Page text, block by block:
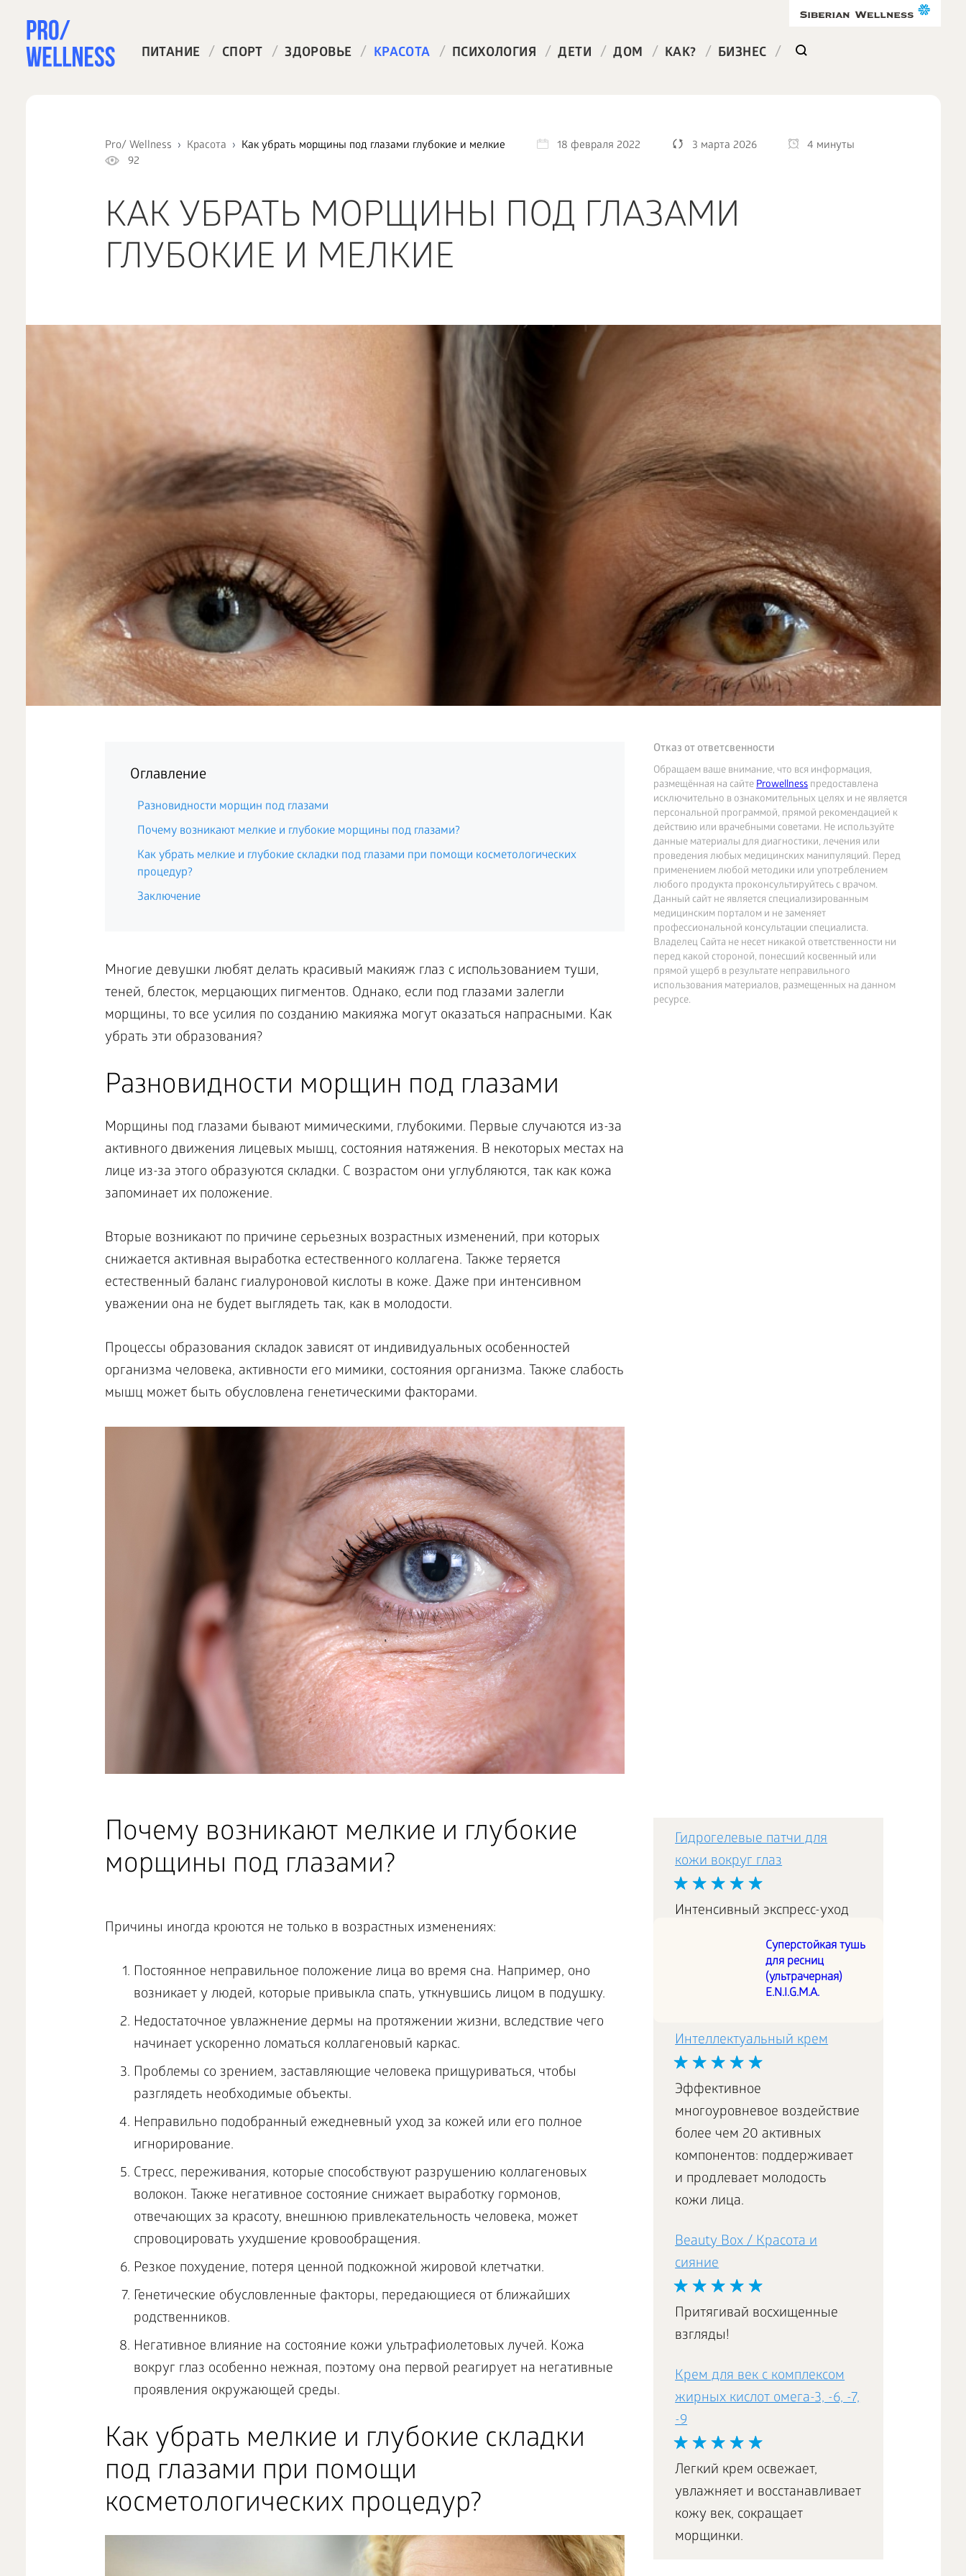
ПИТАНИЕ / СПОРТ / ЗДОРОВЬЕ / КРАСОТА / ПСИХОЛОГИЯ / ДЕТИ / ДОМ / КАК? / БИЗНЕС /
Pro/ Wellness Красота Как убрать морщины под глазами глубокие и мелкие 18 февраля 2022 3 марта 2026
4 минуты
92
КАК УБРАТЬ МОРЩИНЫ ПОД ГЛАЗАМИ
ГЛУБОКИЕ И МЕЛКИЕ
Отказ от ответсвенности
Обращаем ваше внимание, что вся информация,
размещённая на сайтеProwellnessпредоставлена
исключительно в ознакомительных целях и не является
персональной программой, прямой рекомендацией к
действию или врачебными советами. Не используйте
данные материалы для диагностики, лечения или
проведения любых медицинских манипуляций. Перед
применением любой методики или употреблением
любого продукта проконсультируйтесь с врачом.
Данный сайт не является специализированным
медицинским порталом и не заменяет
профессиональной консультации специалиста.
Владелец Сайта не несет никакой ответственности ни
перед какой стороной, понесший косвенный или
прямой ущерб в результате неправильного
использования материалов, размещенных на данном
ресурсе.
Оглавление
Разновидности морщин под глазами
Почему возникают мелкие и глубокие морщины под глазами?
Как убрать мелкие и глубокие складки под глазами при помощи косметологических
процедур?
Заключение
Многие девушки любят делать красивый макияж глаз с использованием туши,
теней, блесток, мерцающих пигментов. Однако, если под глазами залегли
морщины, то все усилия по созданию макияжа могут оказаться напрасными. Как
убрать эти образования?
Разновидности морщин под глазами
Морщины под глазами бывают мимическими, глубокими. Первые случаются из-за
активного движения лицевых мышц, состояния натяжения. В некоторых местах на
лице из-за этого образуются складки. С возрастом они углубляются, так как кожа
запоминает их положение.
Вторые возникают по причине серьезных возрастных изменений, при которых
снижается активная выработка естественного коллагена. Также теряется
естественный баланс гиалуроновой кислоты в коже. Даже при интенсивном
уважении она не будет выглядеть так, как в молодости.
Процессы образования складок зависят от индивидуальных особенностей
организма человека, активности его мимики, состояния организма. Также слабость
мышц может быть обусловлена генетическими факторами.
Гидрогелевые патчи для
кожи вокруг глаз
Интенсивный экспресс-уход
лифтинг, питание,
выравнивание тона кожи и
повышение упругости.
Интеллектуальный крем
Эффективное
многоуровневое воздействие
более чем 20 активных
компонентов: поддерживает
и продлевает молодость
кожи лица.
Beauty Box / Красота и
сияние
Притягивай восхищенные
взгляды!
Крем для век с комплексом
жирных кислот омега-3, -6, -7,
-9
Легкий крем освежает,
увлажняет и восстанавливает
кожу век, сокращает
морщинки.
Почему возникают мелкие и глубокие
морщины под глазами?
Суперстойкая тушь
для ресниц
(ультрачерная)
E.N.I.G.M.A.
Причины иногда кроются не только в возрастных изменениях:
Постоянное неправильное положение лица во время сна. Например, оно
возникает у людей, которые привыкла спать, уткнувшись лицом в подушку.
Недостаточное увлажнение дермы на протяжении жизни, вследствие чего
начинает ускоренно ломаться коллагеновый каркас.
Проблемы со зрением, заставляющие человека прищуриваться, чтобы
разглядеть необходимые объекты.
Неправильно подобранный ежедневный уход за кожей или его полное
игнорирование.
Стресс, переживания, которые способствуют разрушению коллагеновых
волокон. Также негативное состояние снижает выработку гормонов,
отвечающих за красоту, внешнюю привлекательность человека, может
спровоцировать ухудшение кровообращения.
Резкое похудение, потеря ценной подкожной жировой клетчатки.
Генетические обусловленные факторы, передающиеся от ближайших
родственников.
Негативное влияние на состояние кожи ультрафиолетовых лучей. Кожа
вокруг глаз особенно нежная, поэтому она первой реагирует на негативные
проявления окружающей среды.
Как убрать мелкие и глубокие складки
под глазами при помощи
косметологических процедур?